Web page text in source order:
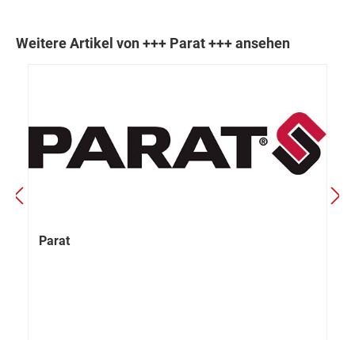
Weitere Artikel von +++ Parat +++ ansehen
Parat